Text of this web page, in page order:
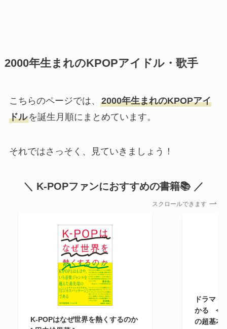
2000年生まれのKPOPアイドル・歌手
こちらのページでは、 2000年生まれのKPOPアイ
ドルを誕生月順にまとめています。
それではさっそく、見ていきましょう！
＼ K-POPファンにおすすめの書籍📚 ／
スクロールできます
K-POPはなぜ世界を熱くするのか
ドラマ・
かる 今
の超基本